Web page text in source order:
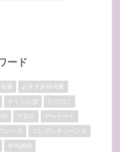
ード
賞
おすすめ俳句集
さくらんぼ
たけのこ
アロエ
アーケード
レーク
プレプレチューンズ
俳句講師